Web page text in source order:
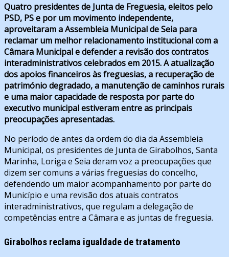
Quatro presidentes de Junta de Freguesia, eleitos pelo
PSD, PS e por um movimento independente,
aproveitaram a Assembleia Municipal de Seia para
reclamar um melhor relacionamento institucional com a
Câmara Municipal e defender a revisão dos contratos
interadministrativos celebrados em 2015. A atualização
dos apoios financeiros às freguesias, a recuperação de
património degradado, a manutenção de caminhos rurais
e uma maior capacidade de resposta por parte do
executivo municipal estiveram entre as principais
preocupações apresentadas.
No período de antes da ordem do dia da Assembleia
Municipal, os presidentes de Junta de Girabolhos, Santa
Marinha, Loriga e Seia deram voz a preocupações que
dizem ser comuns a várias freguesias do concelho,
defendendo um maior acompanhamento por parte do
Município e uma revisão dos atuais contratos
interadministrativos, que regulam a delegação de
competências entre a Câmara e as juntas de freguesia.
Girabolhos reclama igualdade de tratamento